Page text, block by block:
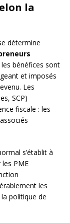
la
détermine
les bénéfices sont
et imposés
Les
SCP)
fiscale : les
s’établit à
PME
les
politique de